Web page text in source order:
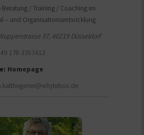
/ Training / Coaching im
– und Organisationsentwicklung
37, 40219Düsseldorf
178 3357412
Homepage